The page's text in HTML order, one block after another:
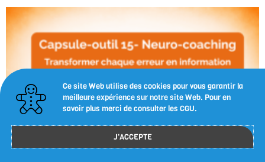
Ce site Web utilise des cookies pour vous garantir la
meilleure expérience sur notre site Web. Pour en
savoir plus merci de consulter les CGU.
J'ACCEPTE